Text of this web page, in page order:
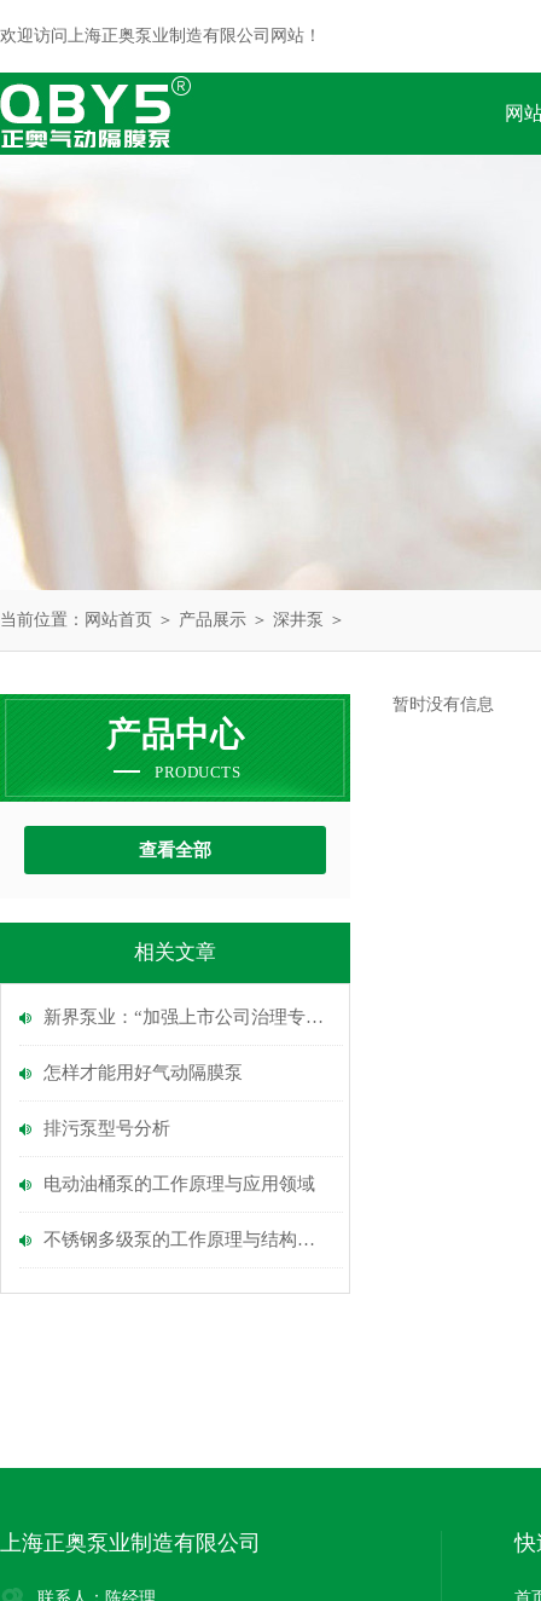
欢迎访问上海正奥泵业制造有限公司网站！
网
当前位置： 网站首页 ＞ 产品展示 ＞ 深井泵 ＞
产品中心
PRODUCTS
查看全部
相关文章
新界泵业：“加强上市公司治理专项活动”自查事项
怎样才能用好气动隔膜泵
排污泵型号分析
电动油桶泵的工作原理与应用领域
不锈钢多级泵的工作原理与结构分析
暂时没有信息
上海正奥泵业制造有限公司 快